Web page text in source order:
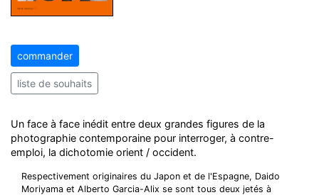
commander
liste de souhaits
Un face à face inédit entre deux grandes figures de la
photographie contemporaine pour interroger, à contre-
emploi, la dichotomie orient / occident.
Respectivement originaires du Japon et de l'Espagne, Daido
Moriyama et Alberto Garcia-Alix se sont tous deux jetés à